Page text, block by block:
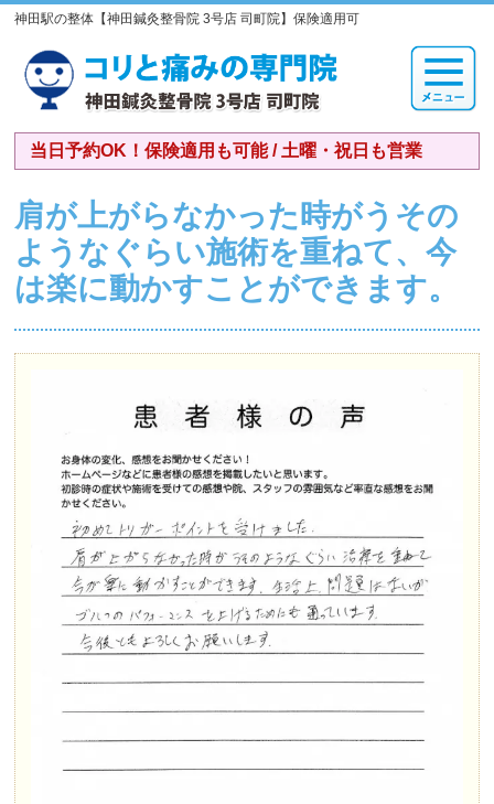
神田駅の整体【神田鍼灸整骨院 3号店 司町院】保険適用可
当日予約OK！保険適用も可能 / 土曜・祝日も営業
肩が上がらなかった時がうその
ようなぐらい施術を重ねて、今
は楽に動かすことができます。